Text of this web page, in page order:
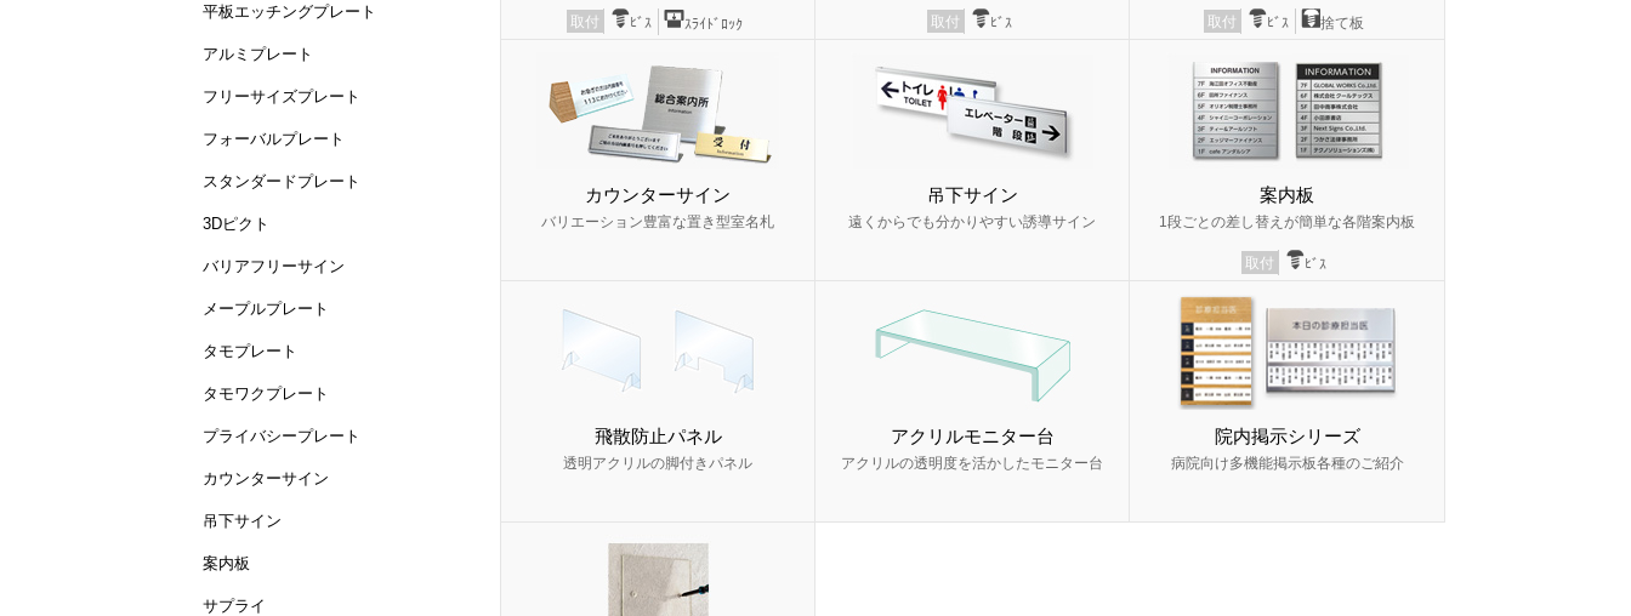
平板エッチングプレート
アルミプレート
フリーサイズプレート
フォーバルプレート
スタンダードプレート
3Dピクト
バリアフリーサイン
メープルプレート
タモプレート
タモワクプレート
プライバシープレート
カウンターサイン
吊下サイン
案内板
サプライ
取付 ﾋﾞｽ ｽﾗｲﾄﾞﾛｯｸ 取付 ﾋﾞｽ 取付 ﾋﾞｽ 捨て板
カウンターサイン
バリエーション豊富な置き型室名札
吊下サイン
遠くからでも分かりやすい誘導サイン
案内板
1段ごとの差し替えが簡単な各階案内板
取付 ﾋﾞｽ
飛散防止パネル
透明アクリルの脚付きパネル
アクリルモニター台
アクリルの透明度を活かしたモニター台
院内掲示シリーズ
病院向け多機能掲示板各種のご紹介